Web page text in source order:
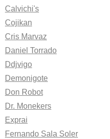
Calvichi's
Cojikan
Cris Marvaz
Daniel Torrado
Ddjvigo
Demonigote
Don Robot
Dr. Monekers
Exprai
Fernando Sala Soler